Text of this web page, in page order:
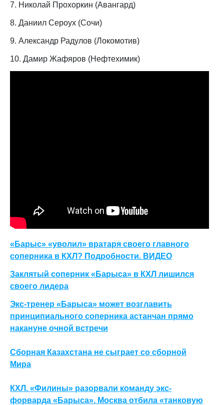
7. Николай Прохоркин (Авангард)
8. Даниил Сероух (Сочи)
9. Александр Радулов (Локомотив)
10. Дамир Жафяров (Нефтехимик)
«Барыс» «уволил» вратаря своего главного
соперника в КХЛ? Подробности. ВИДЕО
Заклятый соперник «Барыса» в КХЛ лишился
своего лидера
Экс-тренер «Барыса» может возглавить
принципиального соперника астанчан прямо
накануне очной встречи
Сборная Казахстана не сыграет со сборной
Мира
КХЛ. «Филины» разорвали команду экс-
форварда «Барыса». Москва отбила «танковую